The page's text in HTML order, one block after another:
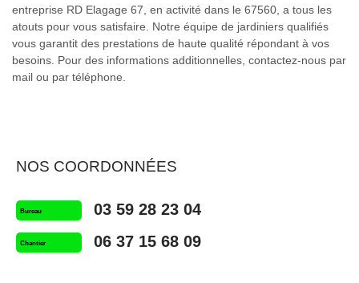
entreprise RD Elagage 67, en activité dans le 67560, a tous les
atouts pour vous satisfaire. Notre équipe de jardiniers qualifiés
vous garantit des prestations de haute qualité répondant à vos
besoins. Pour des informations additionnelles, contactez-nous par
mail ou par téléphone.
NOS COORDONNÉES
Bureau 03 59 28 23 04
Chantier 06 37 15 68 09